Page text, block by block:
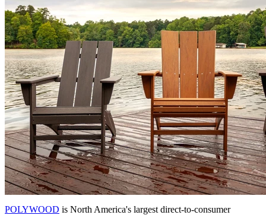
POLYWOOD is North America's largest direct-to-consumer